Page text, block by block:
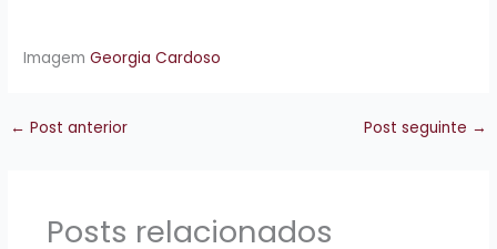
ImagemGeorgia Cardoso
← Post anterior Post seguinte →
Posts relacionados